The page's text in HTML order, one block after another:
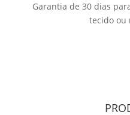
Garantia de 30 dias
tecido ou